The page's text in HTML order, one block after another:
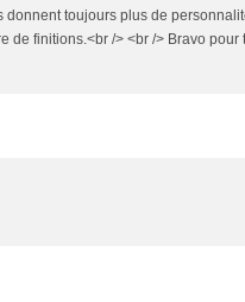
donnent toujours plus de
de finitions.<br /> <br /> Bravo pour